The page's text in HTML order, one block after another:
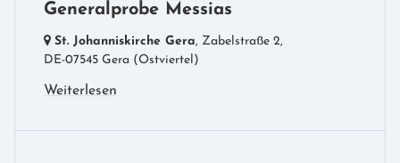
Generalprobe Messias
St. Johanniskirche Gera, Zabelstraße 2,
DE-07545 Gera (Ostviertel)
Weiterlesen